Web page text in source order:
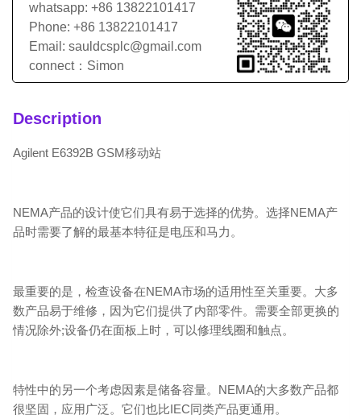
whatsapp: +86 13822101417
Phone: +86 13822101417
Email: sauldcsplc@gmail.com
connect：Simon
Description
Agilent E6392B GSM移动站
NEMA产品的设计使它们具有易于选择的优势。选择NEMA产
品时需要了解的最基本特征是电压和马力。
最重要的是，检查设备在NEMA市场的适用性至关重要。大多
数产品易于维修，因为它们提供了内部零件。需要全部更换的
情况除外;设备仍在面板上时，可以修理线圈和触点。
特性中的另一个考虑因素是储备容量。NEMA的大多数产品都
很坚固，应用广泛。它们也比IEC同类产品更通用。